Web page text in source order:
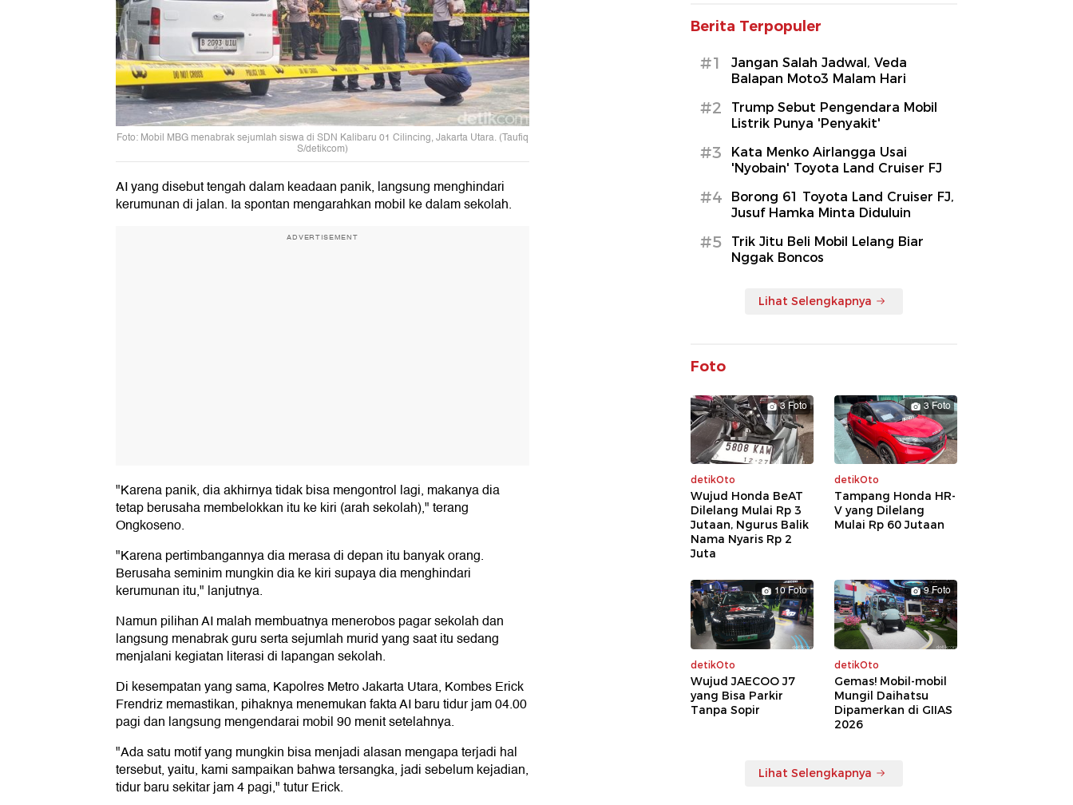
Foto: Mobil MBG menabrak sejumlah siswa di SDN Kalibaru 01 Cilincing, Jakarta Utara. (Taufiq
S/detikcom)
AI yang disebut tengah dalam keadaan panik, langsung menghindari
kerumunan di jalan. Ia spontan mengarahkan mobil ke dalam sekolah.
ADVERTISEMENT
"Karena panik, dia akhirnya tidak bisa mengontrol lagi, makanya dia
tetap berusaha membelokkan itu ke kiri (arah sekolah)," terang
Ongkoseno.
"Karena pertimbangannya dia merasa di depan itu banyak orang.
Berusaha seminim mungkin dia ke kiri supaya dia menghindari
kerumunan itu," lanjutnya.
Namun pilihan AI malah membuatnya menerobos pagar sekolah dan
langsung menabrak guru serta sejumlah murid yang saat itu sedang
menjalani kegiatan literasi di lapangan sekolah.
Di kesempatan yang sama, Kapolres Metro Jakarta Utara, Kombes Erick
Frendriz memastikan, pihaknya menemukan fakta AI baru tidur jam 04.00
pagi dan langsung mengendarai mobil 90 menit setelahnya.
"Ada satu motif yang mungkin bisa menjadi alasan mengapa terjadi hal
tersebut, yaitu, kami sampaikan bahwa tersangka, jadi sebelum kejadian,
tidur baru sekitar jam 4 pagi," tutur Erick.
Berita Terpopuler
#1
Jangan Salah Jadwal, Veda
Balapan Moto3 Malam Hari
#2
Trump Sebut Pengendara Mobil
Listrik Punya 'Penyakit'
#3
Kata Menko Airlangga Usai
'Nyobain' Toyota Land Cruiser FJ
#4
Borong 61 Toyota Land Cruiser FJ,
Jusuf Hamka Minta Diduluin
#5
Trik Jitu Beli Mobil Lelang Biar
Nggak Boncos
Lihat Selengkapnya
Foto
3 Foto
detikOto
Wujud Honda BeAT
Dilelang Mulai Rp 3
Jutaan, Ngurus Balik
Nama Nyaris Rp 2
Juta
3 Foto
detikOto
Tampang Honda HR-
V yang Dilelang
Mulai Rp 60 Jutaan
10 Foto
detikOto
Wujud JAECOO J7
yang Bisa Parkir
Tanpa Sopir
9 Foto
detikOto
Gemas! Mobil-mobil
Mungil Daihatsu
Dipamerkan di GIIAS
2026
Lihat Selengkapnya